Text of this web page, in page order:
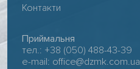
Контакти
Приймальня
тел.: +38 (050) 488-43-39
e-mail: office@dzmk.com.ua